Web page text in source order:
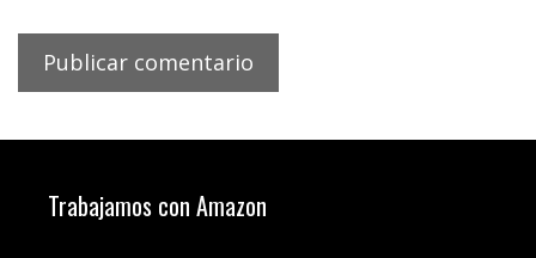
Trabajamos con Amazon